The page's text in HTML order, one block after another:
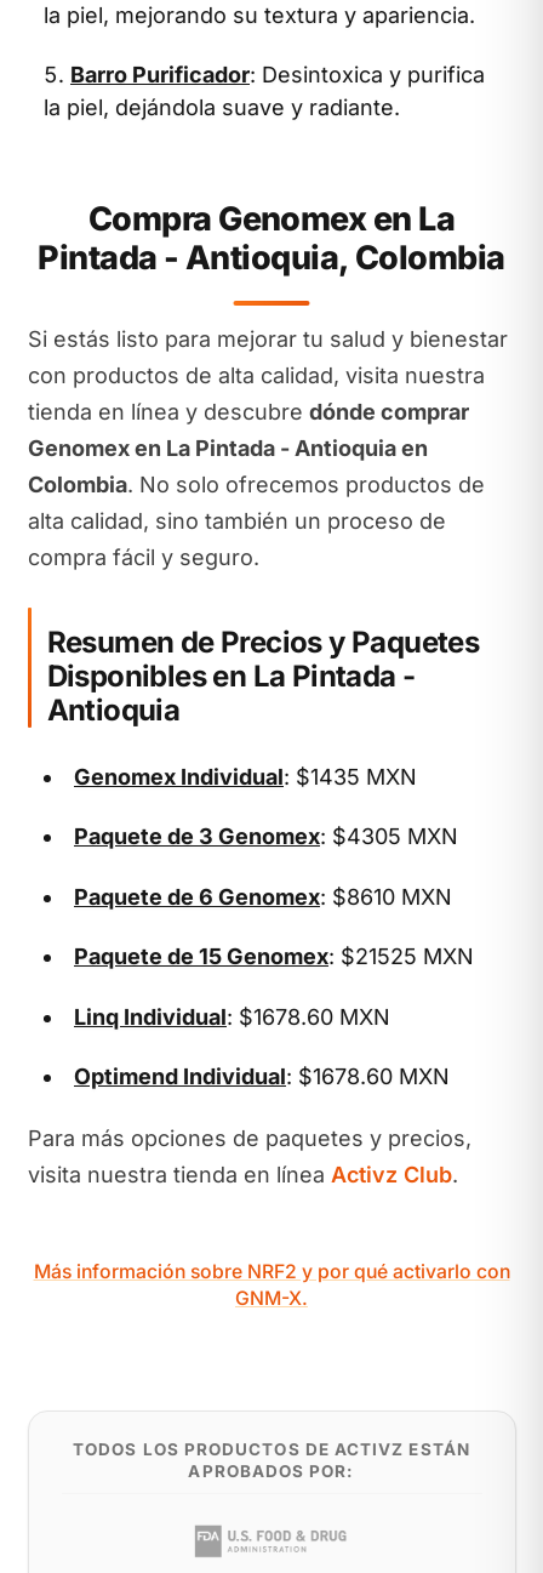
la piel, mejorando su textura y apariencia.
Barro Purificador: Desintoxica y purifica
la piel, dejándola suave y radiante.
Compra Genomex en La
Pintada - Antioquia, Colombia
Si estás listo para mejorar tu salud y bienestar
con productos de alta calidad, visita nuestra
tienda en línea y descubre dónde comprar
Genomex en La Pintada - Antioquia en
Colombia. No solo ofrecemos productos de
alta calidad, sino también un proceso de
compra fácil y seguro.
Resumen de Precios y Paquetes
Disponibles en La Pintada -
Antioquia
Genomex Individual: $1435 MXN
Paquete de 3 Genomex: $4305 MXN
Paquete de 6 Genomex: $8610 MXN
Paquete de 15 Genomex: $21525 MXN
Linq Individual: $1678.60 MXN
Optimend Individual: $1678.60 MXN
Para más opciones de paquetes y precios,
visita nuestra tienda en línea Activz Club.
Más información sobre NRF2 y por qué activarlo con
GNM-X.
TODOS LOS PRODUCTOS DE ACTIVZ ESTÁN
APROBADOS POR: